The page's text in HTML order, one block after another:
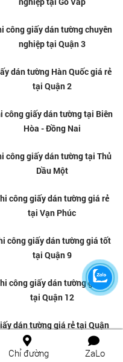
nghiệp tại Quận 9
Thi công giấy dán tường uy tín
Chỉ đường ZaLo